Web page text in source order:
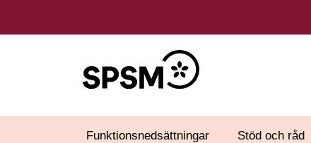
Funktionsnedsättningar Stöd och råd